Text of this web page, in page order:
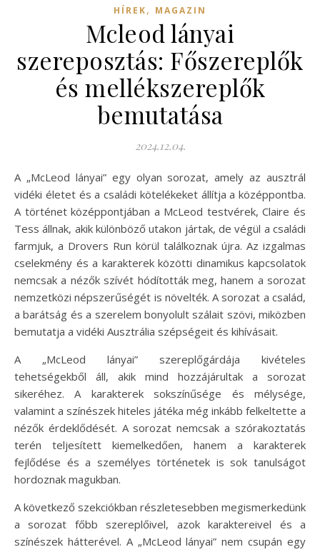
HÍREK, MAGAZIN
Mcleod lányai
szereposztás: Főszereplők
és mellékszereplők
bemutatása
2024.12.04.
A „McLeod lányai” egy olyan sorozat, amely az ausztrál
vidéki életet és a családi kötelékeket állítja a középpontba.
A történet középpontjában a McLeod testvérek, Claire és
Tess állnak, akik különböző utakon jártak, de végül a családi
farmjuk, a Drovers Run körül találkoznak újra. Az izgalmas
cselekmény és a karakterek közötti dinamikus kapcsolatok
nemcsak a nézők szívét hódították meg, hanem a sorozat
nemzetközi népszerűségét is növelték. A sorozat a család,
a barátság és a szerelem bonyolult szálait szövi, miközben
bemutatja a vidéki Ausztrália szépségeit és kihívásait.
A „McLeod lányai” szereplőgárdája kivételes
tehetségekből áll, akik mind hozzájárultak a sorozat
sikeréhez. A karakterek sokszínűsége és mélysége,
valamint a színészek hiteles játéka még inkább felkeltette a
nézők érdeklődését. A sorozat nemcsak a szórakoztatás
terén teljesített kiemelkedően, hanem a karakterek
fejlődése és a személyes történetek is sok tanulságot
hordoznak magukban.
A következő szekciókban részletesebben megismerkedünk
a sorozat főbb szereplőivel, azok karaktereivel és a
színészek hátterével. A „McLeod lányai” nem csupán egy